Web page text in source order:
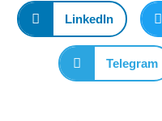
LinkedIn
Telegram